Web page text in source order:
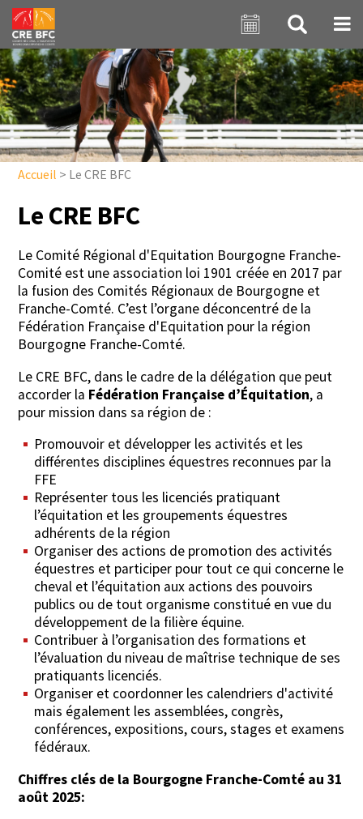
Aller au contenu principal
Accueil > Le CRE BFC
Le CRE BFC
Le Comité Régional d'Equitation Bourgogne Franche-
Comité est une association loi 1901 créée en 2017 par
la fusion des Comités Régionaux de Bourgogne et
Franche-Comté. C’est l’organe déconcentré de la
Fédération Française d'Equitation pour la région
Bourgogne Franche-Comté.
Le CRE BFC, dans le cadre de la délégation que peut
accorder la Fédération Française d’Équitation, a
pour mission dans sa région de :
Promouvoir et développer les activités et les
différentes disciplines équestres reconnues par la
FFE
Représenter tous les licenciés pratiquant
l’équitation et les groupements équestres
adhérents de la région
Organiser des actions de promotion des activités
équestres et participer pour tout ce qui concerne le
cheval et l’équitation aux actions des pouvoirs
publics ou de tout organisme constitué en vue du
développement de la filière équine.
Contribuer à l’organisation des formations et
l’évaluation du niveau de maîtrise technique de ses
pratiquants licenciés.
Organiser et coordonner les calendriers d'activité
mais également les assemblées, congrès,
conférences, expositions, cours, stages et examens
fédéraux.
Chiffres clés de la Bourgogne Franche-Comté au 31
août 2025: